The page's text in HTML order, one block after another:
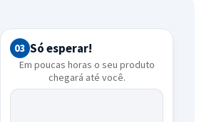
03 Só esperar!
Em poucas horas o seu produto
chegará até você.